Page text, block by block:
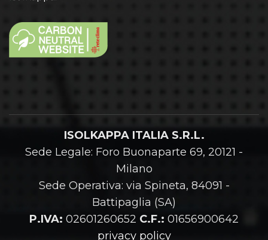
ISOLKAPPA ITALIA S.R.L.
Sede Legale: Foro Buonaparte 69, 20121 -
Milano
Sede Operativa: via Spineta, 84091 -
Battipaglia (SA)
P.IVA: 02601260652 C.F.: 01656900642
privacy policy